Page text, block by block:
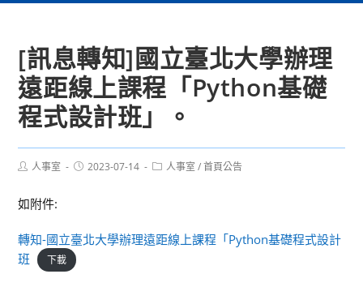
[訊息轉知]國立臺北大學辦理
遠距線上課程「Python基礎
程式設計班」。
Post人事室
Post2023-07-14
Post人事室 / 首頁公告
如附件:
轉知-國立臺北大學辦理遠距線上課程「Python基礎程式設計
班
下載